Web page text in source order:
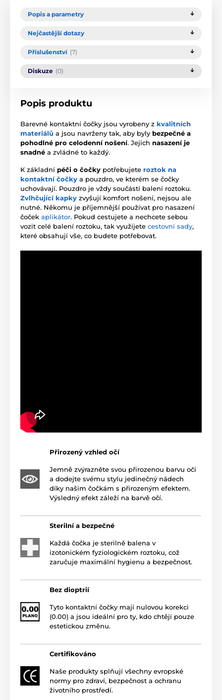
Popis a parametry
Nejčastější dotazy
Příslušenství (7)
Diskuze (0)
Popis produktu
Barevné kontaktní čočky jsou vyrobeny z kvalitních
materiálů a jsou navrženy tak, aby byly bezpečné a
pohodlné pro celodenní nošení. Jejich nasazení je
snadné a zvládné to každý.
K základní péči o čočky potřebujete roztok na
kontaktní čočky a pouzdro, ve kterém se čočky
uchovávají. Pouzdro je vždy součástí balení roztoku.
Zvlhčující kapky zvyšují komfort nošení, nejsou ale
nutné. Někomu je příjemnější používat pro nasazení
čoček aplikátor. Pokud cestujete a nechcete sebou
vozit celé balení roztoku, tak využijete cestovní sady,
které obsahují vše, co budete potřebovat.
Přirozený vzhled očí
Jemně zvýrazněte svou přirozenou barvu očí
a dodejte svému stylu jedinečný nádech
díky našim čočkám s přirozeným efektem.
Výsledný efekt záleží na barvě očí.
Sterilní a bezpečné
Každá čočka je sterilně balena v
izotonickém fyziologickém roztoku, což
zaručuje maximální hygienu a bezpečnost.
Bez dioptrií
Tyto kontaktní čočky mají nulovou korekci
(0.00) a jsou ideální pro ty, kdo chtějí pouze
estetickou změnu.
Certifikováno
Naše produkty splňují všechny evropské
normy pro zdraví, bezpečnost a ochranu
životního prostředí.